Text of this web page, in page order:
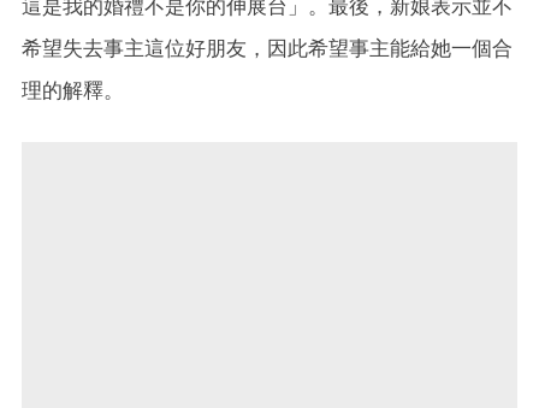
這是我的婚禮不是你的伸展台」。最後，新娘表示並不
希望失去事主這位好朋友，因此希望事主能給她一個合
理的解釋。